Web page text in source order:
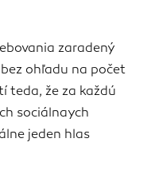
zaradený
ohľadu na počet
teda, že za každú
sociálnaych
jeden hlas